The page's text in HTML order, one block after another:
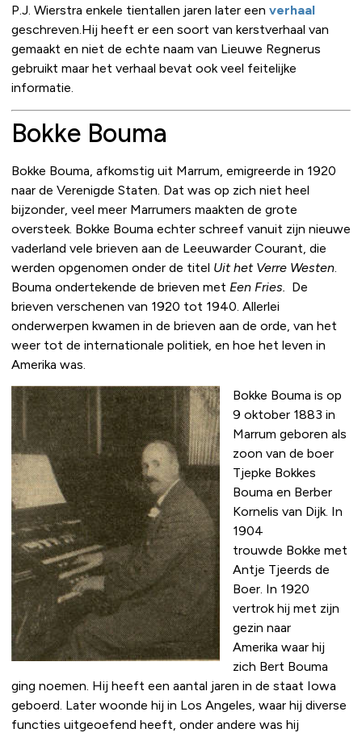
P.J. Wierstra enkele tientallen jaren later een verhaal
geschreven.Hij heeft er een soort van kerstverhaal van
gemaakt en niet de echte naam van Lieuwe Regnerus
gebruikt maar het verhaal bevat ook veel feitelijke
informatie.
Bokke Bouma
Bokke Bouma, afkomstig uit Marrum, emigreerde in 1920
naar de Verenigde Staten. Dat was op zich niet heel
bijzonder, veel meer Marrumers maakten de grote
oversteek. Bokke Bouma echter schreef vanuit zijn nieuwe
vaderland vele brieven aan de Leeuwarder Courant, die
werden opgenomen onder de titel Uit het Verre Westen
Bouma ondertekende de brieven met Een Fries.
De
brieven verschenen van 1920 tot 1940. Allerlei
onderwerpen kwamen in de brieven aan de orde, van het
weer tot de internationale politiek, en hoe het leven in
Amerika was.
Bokke Bouma is op
9 oktober 1883 in
Marrum geboren als
zoon van de boer
Tjepke Bokkes
Bouma en Berber
Kornelis van Dijk. In
1904
trouwde Bokke met
Antje Tjeerds de
Boer. In 1920
vertrok hij met zijn
gezin naar
Amerika waar hij
zich Bert Bouma
ging noemen. Hij heeft een aantal jaren in de staat Iowa
geboerd. Later woonde hij in Los Angeles, waar hij diverse
functies uitgeoefend heeft, onder andere was hij